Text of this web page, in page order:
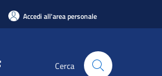
Accedi all'area personale
Cerca